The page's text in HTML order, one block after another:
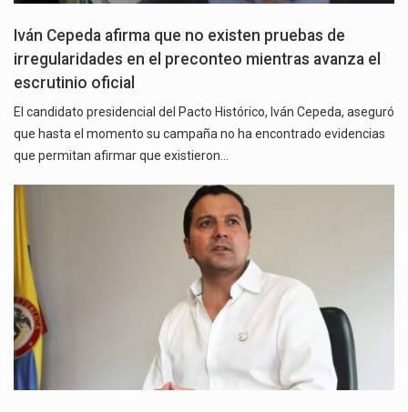
Iván Cepeda afirma que no existen pruebas de
irregularidades en el preconteo mientras avanza el
escrutinio oficial
El candidato presidencial del Pacto Histórico, Iván Cepeda, aseguró
que hasta el momento su campaña no ha encontrado evidencias
que permitan afirmar que existieron…